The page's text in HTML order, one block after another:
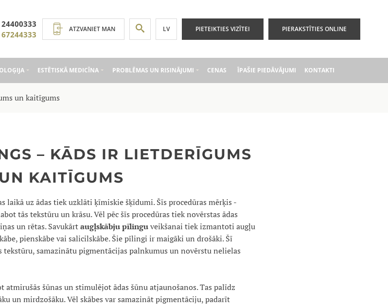
24400333
67244333
ATZVANIET MAN LV PIETEIKTIES VIZĪTEI PIERAKSTĪTIES ONLINE
ESTĒTISKĀ MEDICĪNA PROBLĒMAS UN RISINĀJUMI CENAS ĪPAŠIE PIEDĀVĀJUMI KONTAKTI
un kaitīgums
– KĀDS IR LIETDERĪGUMS
UN KAITĪGUMS
laikā uz ādas tiek uzklāti ķīmiskie šķīdumi. Šīs procedūras mērķis -
tās tekstūru un krāsu. Vēl pēc šīs procedūras tiek novērstas ādas
un rētas. Savukārt augļskābju pīlingu veikšanai tiek izmantoti augļu
pienskābe vai salicilskābe. Šie pīlingi ir maigāki un drošāki. Šī
tekstūru, samazinātu pigmentācijas palnkumus un novērstu nelielas
atmirušās šūnas un stimulējot ādas šūnu atjaunošanos. Tas palīdz
un mirdzošāku. Vēl skābes var samazināt pigmentāciju, padarīt